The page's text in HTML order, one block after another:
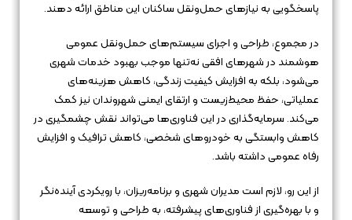
پاسخگویی به نیازهای حمل‌ونقل ساکنان این مناطق ارائه دهند.
در مجموع، طراحی و اجرای سیستم‌های حمل‌ونقل عمومی
هوشمند در شهرهای افقی نه‌تنها موجب بهبود خدمات شهری
می‌شود، بلکه به افزایش کیفیت زندگی، کاهش هزینه‌های
عملیاتی، حفظ محیط‌زیست و ارتقای ایمنی شهروندان نیز کمک
می‌کند. سرمایه‌گذاری در این فناوری‌ها می‌تواند نقش چشمگیری در
کاهش وابستگی به خودروهای شخصی، کاهش ترافیک و افزایش
رفاه عمومی داشته باشد.
از این رو، لازم است مدیران شهری و برنامه‌ریزان، با رویکردی آینده‌نگر
و با بهره‌گیری از فناوری‌های پیشرفته، به طراحی و توسعه